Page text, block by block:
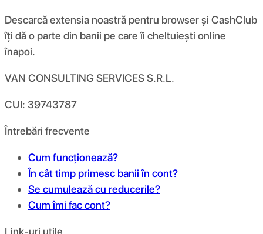
Descarcă extensia noastră pentru browser și CashClub
îți dă o parte din banii pe care îi cheltuiești online
înapoi.
VAN CONSULTING SERVICES S.R.L.
CUI: 39743787
Întrebări frecvente
Cum funcționează?
În cât timp primesc banii în cont?
Se cumulează cu reducerile?
Cum îmi fac cont?
Link-uri utile